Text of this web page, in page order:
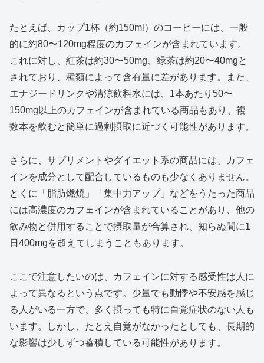
たとえば、カップ1杯（約150ml）のコーヒーには、一般
的に約80〜120mg程度のカフェインが含まれています。
これに対し、紅茶は約30〜50mg、緑茶は約20〜40mgと
されており、種類によって含有量に差があります。また、
エナジードリンクや清涼飲料水には、1本あたり50〜
150mg以上のカフェインが含まれている商品もあり、複
数本を飲むと簡単に過剰摂取に近づく可能性があります。
さらに、サプリメントやダイエット系の商品には、カフェ
インを成分として配合しているものも少なくありません。
とくに「脂肪燃焼」「集中力アップ」などをうたった商品
には高濃度のカフェインが含まれていることがあり、他の
飲み物と併用することで摂取量が合算され、知らぬ間に1
日400mgを超えてしまうこともあります。
ここで注意したいのは、カフェインに対する感受性は人に
よって異なるという点です。少量でも動悸や不安感を感じ
る人がいる一方で、多く摂っても特に自覚症状のない人も
います。しかし、たとえ自覚がなかったとしても、長期的
な影響は少しずつ蓄積している可能性があります。